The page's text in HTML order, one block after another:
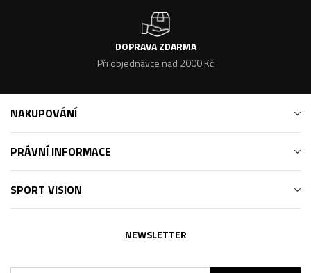
DOPRAVA ZDARMA
Při objednávce nad 2000 Kč
NAKUPOVÁNÍ
PRÁVNÍ INFORMACE
SPORT VISION
NEWSLETTER